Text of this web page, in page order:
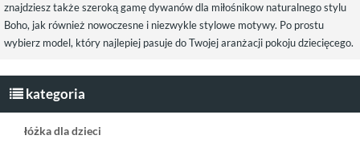
znajdziesz także szeroką gamę dywanów dla miłośnikow naturalnego stylu
Boho, jak również nowoczesne i niezwykle stylowe motywy. Po prostu
wybierz model, który najlepiej pasuje do Twojej aranżacji pokoju dziecięcego.
kategoria
łóżka dla dzieci